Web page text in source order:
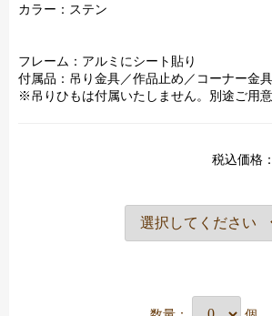
カラー：ステン
フレーム：アルミにシート貼り
付属品：吊り金具／作品止め／コーナー金具
※吊りひもは付属いたしません。別途ご用意
税込価格：